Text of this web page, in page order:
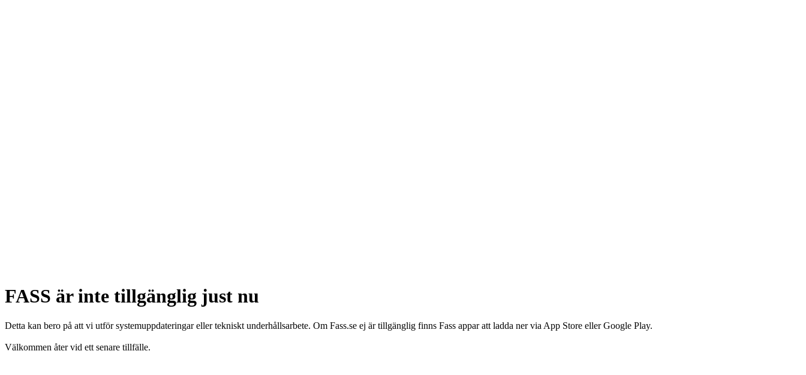
FASS är inte tillgänglig just nu
Detta kan bero på att vi utför systemuppdateringar eller tekniskt underhållsarbete. Om Fass.se ej är tillgänglig finns Fass appar att ladda ner via App Store eller Google Play.
Välkommen åter vid ett senare tillfälle.